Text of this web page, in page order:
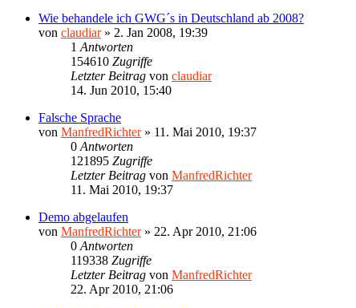
Wie behandele ich GWG´s in Deutschland ab 2008?
von claudiar» 2. Jan 2008, 19:39
1 Antworten
154610 Zugriffe
Letzter Beitrag von claudiar
14. Jun 2010, 15:40
Falsche Sprache
von ManfredRichter» 11. Mai 2010, 19:37
0 Antworten
121895 Zugriffe
Letzter Beitrag von ManfredRichter
11. Mai 2010, 19:37
Demo abgelaufen
von ManfredRichter» 22. Apr 2010, 21:06
0 Antworten
119338 Zugriffe
Letzter Beitrag von ManfredRichter
22. Apr 2010, 21:06